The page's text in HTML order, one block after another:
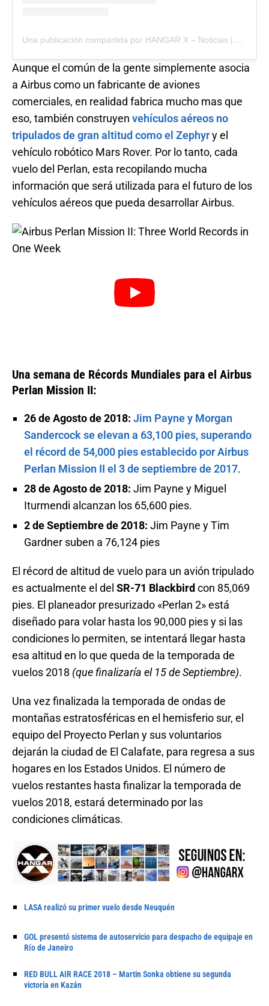
Una publicación compartida por HANGAR X – Noticias | Aviación (@hangarx)
Aunque el común de la gente simplemente asocia
a Airbus como un fabricante de aviones
comerciales, en realidad fabrica mucho mas que
eso, también construyen vehículos aéreos no
tripulados de gran altitud como el Zephyry el
vehículo robótico Mars Rover. Por lo tanto, cada
vuelo del Perlan, esta recopilando mucha
información que será utilizada para el futuro de los
vehículos aéreos que pueda desarrollar Airbus.
Una semana de Récords Mundiales para el Airbus
Perlan Mission II:
26 de Agosto de 2018: Jim Payne y Morgan
Sandercock se elevan a 63,100 pies, superando
el récord de 54,000 pies establecido por Airbus
Perlan Mission II el 3 de septiembre de 2017.
28 de Agosto de 2018: Jim Payne y Miguel
Iturmendi alcanzan los 65,600 pies.
2 de Septiembre de 2018: Jim Payne y Tim
Gardner suben a 76,124 pies
El récord de altitud de vuelo para un avión tripulado
es actualmente el del SR-71 Blackbird con 85,069
pies. El planeador presurizado «Perlan 2» está
diseñado para volar hasta los 90,000 pies y si las
condiciones lo permiten, se intentará llegar hasta
esa altitud en lo que queda de la temporada de
vuelos 2018 (que finalizaría el 15 de Septiembre).
Una vez finalizada la temporada de ondas de
montañas estratosféricas en el hemisferio sur, el
equipo del Proyecto Perlan y sus voluntarios
dejarán la ciudad de El Calafate, para regresa a sus
hogares en los Estados Unidos. El número de
vuelos restantes hasta finalizar la temporada de
vuelos 2018, estará determinado por las
condiciones climáticas.
LASA realizó su primer vuelo desde Neuquén
GOL presentó sistema de autoservicio para despacho de equipaje en
Río de Janeiro
RED BULL AIR RACE 2018 – Martin Sonka obtiene su segunda
victoria en Kazán